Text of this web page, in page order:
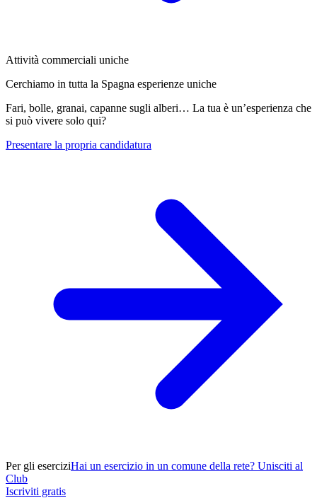
Attività commerciali uniche
Cerchiamo in tutta la Spagna esperienze uniche
Fari, bolle, granai, capanne sugli alberi… La tua è un’esperienza che
si può vivere solo qui?
Presentare la propria candidatura
Per gli eserciziHai un esercizio in un comune della rete? Unisciti al
Club
Iscriviti gratis